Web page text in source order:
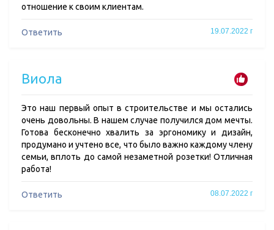
отношение к своим клиентам.
Ответить 19.07.2022 г
Виола
Это наш первый опыт в строительстве и мы остались
очень довольны. В нашем случае получился дом мечты.
Готова бесконечно хвалить за эргономику и дизайн,
продумано и учтено все, что было важно каждому члену
семьи, вплоть до самой незаметной розетки! Отличная
работа!
Ответить 08.07.2022 г